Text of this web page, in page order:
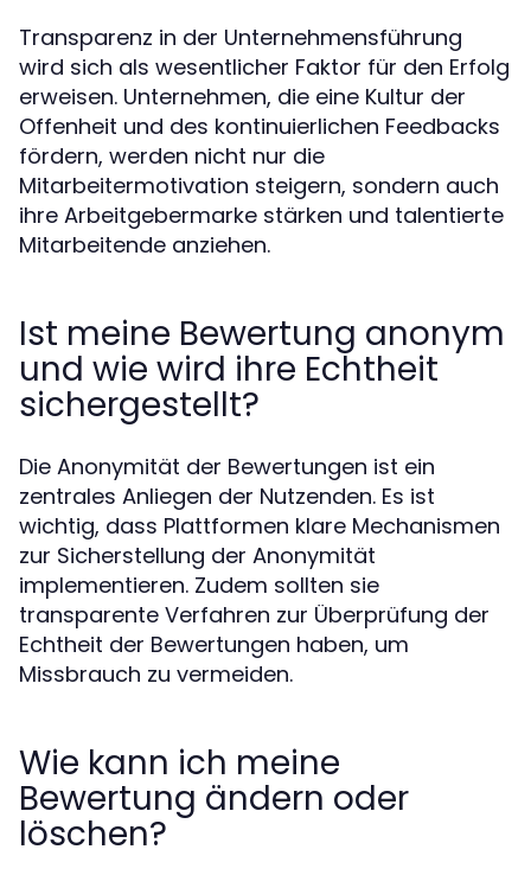
Transparenz in der Unternehmensführung
wird sich als wesentlicher Faktor für den Erfolg
erweisen. Unternehmen, die eine Kultur der
Offenheit und des kontinuierlichen Feedbacks
fördern, werden nicht nur die
Mitarbeitermotivation steigern, sondern auch
ihre Arbeitgebermarke stärken und talentierte
Mitarbeitende anziehen.
Ist meine Bewertung anonym
und wie wird ihre Echtheit
sichergestellt?
Die Anonymität der Bewertungen ist ein
zentrales Anliegen der Nutzenden. Es ist
wichtig, dass Plattformen klare Mechanismen
zur Sicherstellung der Anonymität
implementieren. Zudem sollten sie
transparente Verfahren zur Überprüfung der
Echtheit der Bewertungen haben, um
Missbrauch zu vermeiden.
Wie kann ich meine
Bewertung ändern oder
löschen?